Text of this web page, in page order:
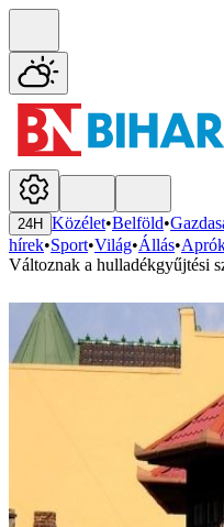
24H Közélet•Belföld•
hírek•Sport•Világ•Állás•
Változnak a hulladékgyűjtési